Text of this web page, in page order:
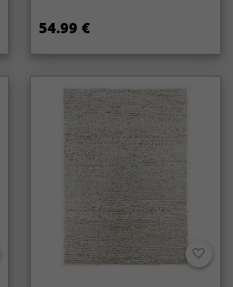
54.99 €